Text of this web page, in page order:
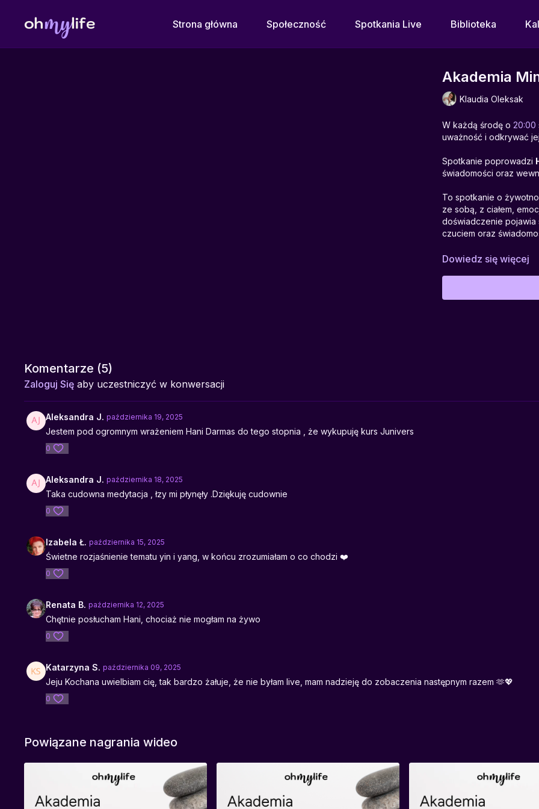
Strona główna Społeczność Spotkania Live Biblioteka
Akademia
Klaudia Oleksak
W każdą środę o20:00
uważność i odkrywać
Spotkanie poprowadzi
świadomości oraz
To spotkanie o
ze sobą, z ciałem,
doświadczenie pojawia
czuciem oraz
Punktem wyjścia staje
poczucia pełni, w
Dowiedz się więcej
Komentarze (5)
Zaloguj Się aby uczestniczyć w konwersacji
Aleksandra J. października 19, 2025
Jestem pod ogromnym wrażeniem Hani Darmas do tego stopnia , że wykupuję kurs Junivers
0
Aleksandra J. października 18, 2025
Taka cudowna medytacja , łzy mi płynęły .Dziękuję cudownie
0
Izabela Ł. października 15, 2025
Świetne rozjaśnienie tematu yin i yang, w końcu zrozumiałam o co chodzi ❤️
0
Renata B. października 12, 2025
Chętnie posłucham Hani, chociaż nie mogłam na żywo
0
Katarzyna S. października 09, 2025
Jeju Kochana uwielbiam cię, tak bardzo żałuje, że nie byłam live, mam nadzieję do zobaczenia następnym razem 🫶💖
0
Powiązane nagrania wideo